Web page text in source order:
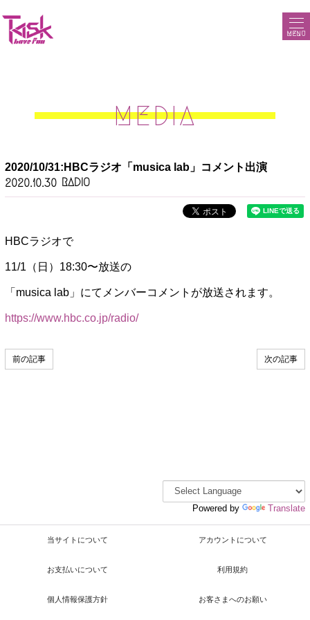
MENU
MEDIA
2020/10/31:HBCラジオ「musica lab」コメント出演
2020.10.30 RADIO
HBCラジオで
11/1（日）18:30〜放送の
「musica lab」にてメンバーコメントが放送されます。
https://www.hbc.co.jp/radio/
次の記事
前の記事
Powered by Translate
当サイトについて アカウントについて
お支払いについて 利用規約
個人情報保護方針 お客さまへのお願い